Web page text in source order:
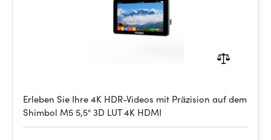
Erleben Sie Ihre 4K HDR-Videos mit Präzision auf dem
Shimbol M5 5,5" 3D LUT 4K HDMI